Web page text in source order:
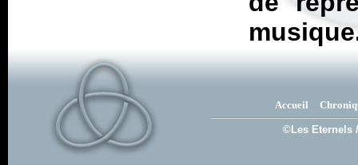
Accueil
©Les Eternels